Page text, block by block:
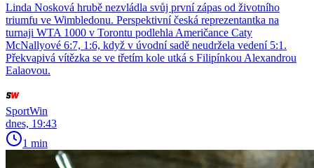
Linda Nosková hrubě nezvládla svůj první zápas od životního
triumfu ve Wimbledonu. Perspektivní česká reprezentantka na
turnaji WTA 1000 v Torontu podlehla Američance Caty
McNallyové 6:7, 1:6, když v úvodní sadě neudržela vedení 5:1.
Překvapivá vítězka se ve třetím kole utká s Filipínkou Alexandrou
Ealaovou.
SportWin
dnes, 19:43
1 min